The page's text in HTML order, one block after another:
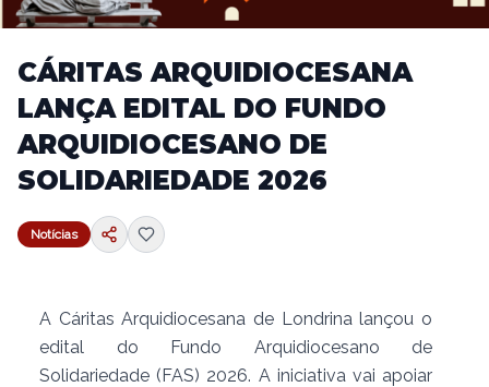
CÁRITAS ARQUIDIOCESANA
LANÇA EDITAL DO FUNDO
ARQUIDIOCESANO DE
SOLIDARIEDADE 2026
Notícias
A Cáritas Arquidiocesana de Londrina lançou o
edital do Fundo Arquidiocesano de
Solidariedade (FAS) 2026. A iniciativa vai apoiar